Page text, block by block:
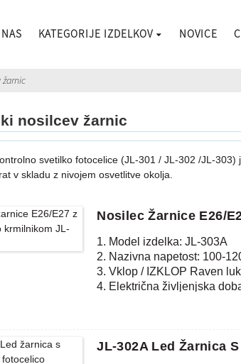
KATEGORIJE IZDELKOV NOVICE
žarnic
nosilcev žarnic
svetilko fotocelice (JL-301 / JL-302 /JL-
v skladu z nivojem osvetlitve okolja.
Nosilec Žarnice E26/
1. Model izdelka: JL-303A
2. Nazivna napetost: 100-
3. Vklop / IZKLOP Raven
4. Električna življenjska
JL-302A Led Žarnica